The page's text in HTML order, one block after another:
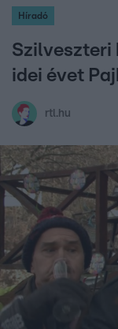
Híradó
Szilveszteri
idei évet
rtl.hu